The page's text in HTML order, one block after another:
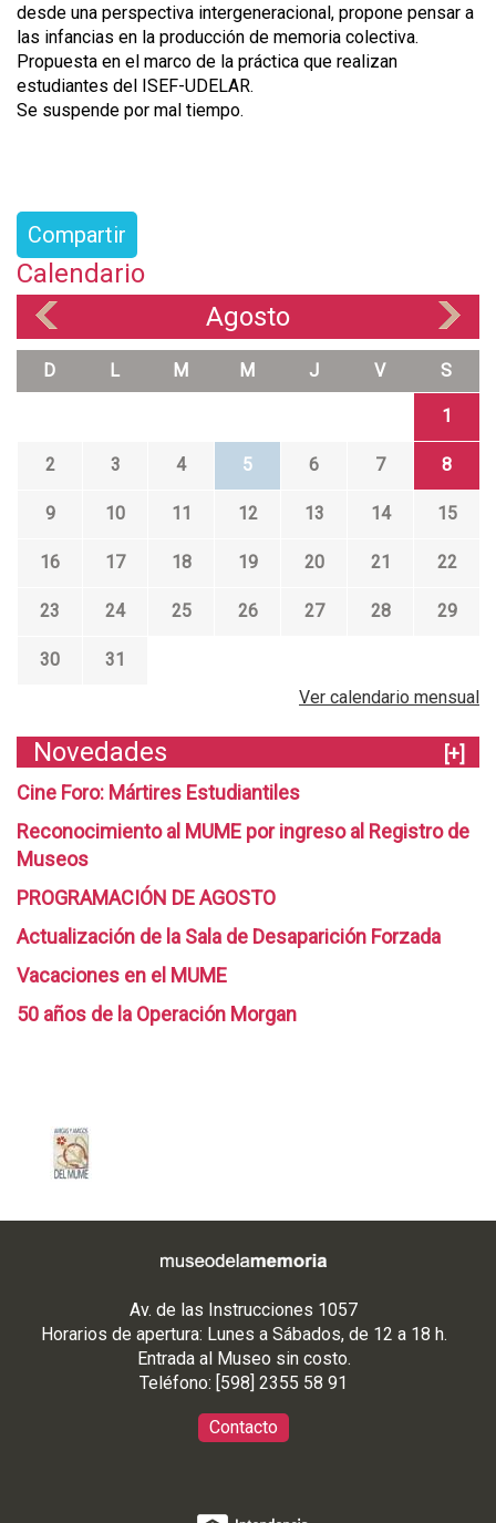
desde una perspectiva intergeneracional, propone pensar a
las infancias en la producción de memoria colectiva.
Propuesta en el marco de la práctica que realizan
estudiantes del ISEF-UDELAR.
Se suspende por mal tiempo.
Compartir
Calendario
Agosto
D L M M J V S
1
2 3 4 5 6 7 8
9 10 11 12 13 14 15
16 17 18 19 20 21 22
23 24 25 26 27 28 29
30
31
Ver calendario mensual
Novedades
[+]
Cine Foro: Mártires Estudiantiles
Reconocimiento al MUME por ingreso al Registro de
Museos
PROGRAMACIÓN DE AGOSTO
Actualización de la Sala de Desaparición Forzada
Vacaciones en el MUME
50 años de la Operación Morgan
Av. de las Instrucciones 1057
Horarios de apertura: Lunes a Sábados, de 12 a 18 h.
Entrada al Museo sin costo.
Teléfono: [598] 2355 58 91
Contacto